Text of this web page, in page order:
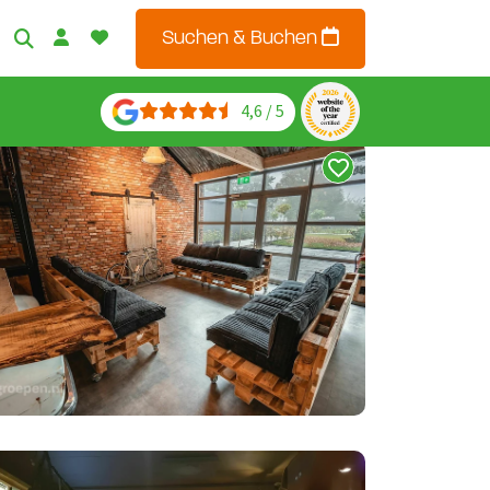
Suchen & Buchen
4,6 / 5